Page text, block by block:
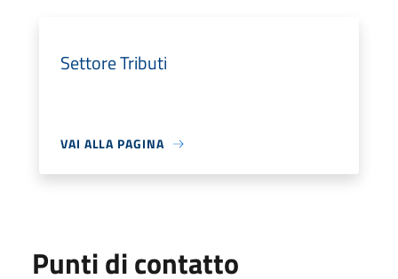
Settore Tributi
VAI ALLA PAGINA
Punti di contatto